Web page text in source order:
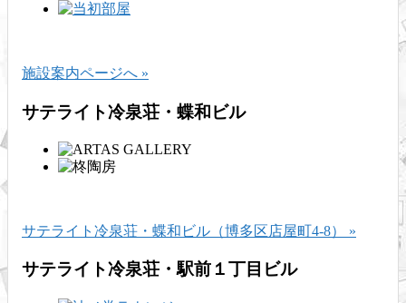
施設案内ページへ »
サテライト冷泉荘・蝶和ビル
サテライト冷泉荘・蝶和ビル（博多区店屋町4-8） »
サテライト冷泉荘・駅前１丁目ビル